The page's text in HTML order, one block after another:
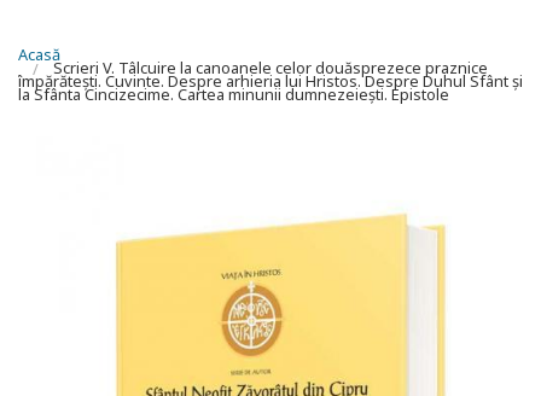
Eşti aici
Acasă
Scrieri V. Tâlcuire la canoanele celor douăsprezece praznice
împărătești. Cuvinte. Despre arhieria lui Hristos. Despre Duhul Sfânt și
la Sfânta Cincizecime. Cartea minunii dumnezeiești. Epistole